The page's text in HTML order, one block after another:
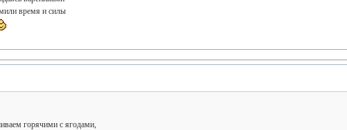
время и силы
горячими с ягодами,